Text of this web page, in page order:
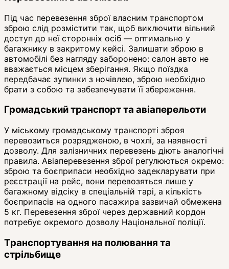
Під час перевезення зброї власним транспортом
зброю слід розмістити так, щоб виключити вільний
доступ до неї сторонніх осіб — оптимально у
багажнику в закритому кейсі. Залишати зброю в
автомобілі без нагляду заборонено: салон авто не
вважається місцем зберігання. Якщо поїздка
передбачає зупинки з ночівлею, зброю необхідно
брати з собою та забезпечувати її збереження.
Громадський транспорт та авіаперельоти
У міському громадському транспорті зброя
перевозиться розрядженою, в чохлі, за наявності
дозволу. Для залізничних перевезень діють аналогічні
правила. Авіаперевезення зброї регулюються окремо:
зброю та боєприпаси необхідно задекларувати при
реєстрації на рейс, вони перевозяться лише у
багажному відсіку в спеціальній тарі, а кількість
боєприпасів на одного пасажира зазвичай обмежена
5 кг. Перевезення зброї через державний кордон
потребує окремого дозволу Національної поліції.
Транспортування на полювання та
стрільбище